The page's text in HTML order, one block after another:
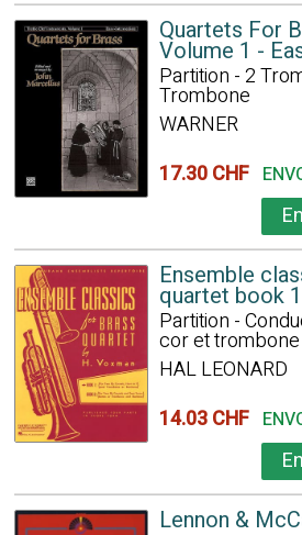
Quartets For
Volume 1 -
Partition - 2
Trombone
WARNER
17.30 CHF
Ensemble
quartet book
Partition -
cor et trombone
HAL LEONARD
14.03 CHF
Lennon &